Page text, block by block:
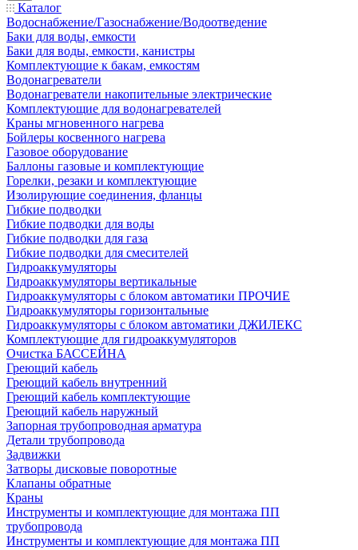
Каталог
Водоснабжение/Газоснабжение/Водоотведение
Баки для воды, емкости
Баки для воды, емкости, канистры
Комплектующие к бакам, емкостям
Водонагреватели
Водонагреватели накопительные электрические
Комплектующие для водонагревателей
Краны мгновенного нагрева
Бойлеры косвенного нагрева
Газовое оборудование
Баллоны газовые и комплектующие
Горелки, резаки и комплектующие
Изолирующие соединения, фланцы
Гибкие подводки
Гибкие подводки для воды
Гибкие подводки для газа
Гибкие подводки для смесителей
Гидроаккумуляторы
Гидроаккумуляторы вертикальные
Гидроаккумуляторы с блоком автоматики ПРОЧИЕ
Гидроаккумуляторы горизонтальные
Гидроаккумуляторы с блоком автоматики ДЖИЛЕКС
Комплектующие для гидроаккумуляторов
Очистка БАССЕЙНА
Греющий кабель
Греющий кабель внутренний
Греющий кабель комплектующие
Греющий кабель наружный
Запорная трубопроводная арматура
Детали трубопровода
Задвижки
Затворы дисковые поворотные
Клапаны обратные
Краны
Инструменты и комплектующие для монтажа ПП
трубопровода
Инструменты и комплектующие для монтажа ПП